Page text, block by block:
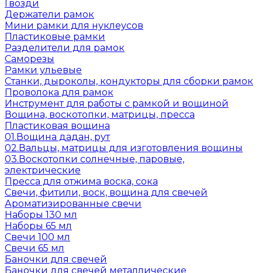
Гвозди
Держатели рамок
Мини рамки для нуклеусов
Пластиковые рамки
Разделители для рамок
Саморезы
Рамки ульевые
Станки, дыроколы, кондукторы для сборки рамок
Проволока для рамок
Инструмент для работы с рамкой и вощиной
Вощина, воскотопки, матрицы, пресса
Пластиковая вощина
01.Вощина дадан, рут
02.Вальцы, матрицы для изготовления вощины
03.Воскотопки солнечные, паровые,
электрические
Пресса для отжима воска, сока
Свечи, фитили, воск, вощина для свечей
Ароматизированные свечи
Наборы 130 мл
Наборы 65 мл
Свечи 100 мл
Свечи 65 мл
Баночки для свечей
Баночки для свечей металлические